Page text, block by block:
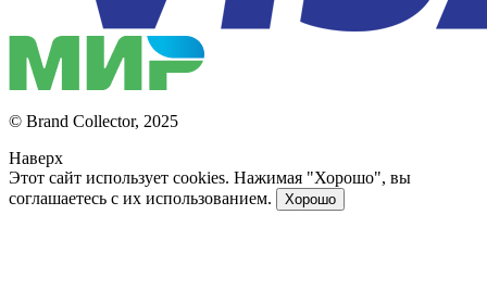
© Brand Collector, 2025
Наверх
Этот сайт использует cookies. Нажимая "Хорошо", вы
соглашаетесь с их использованием.
Хорошо